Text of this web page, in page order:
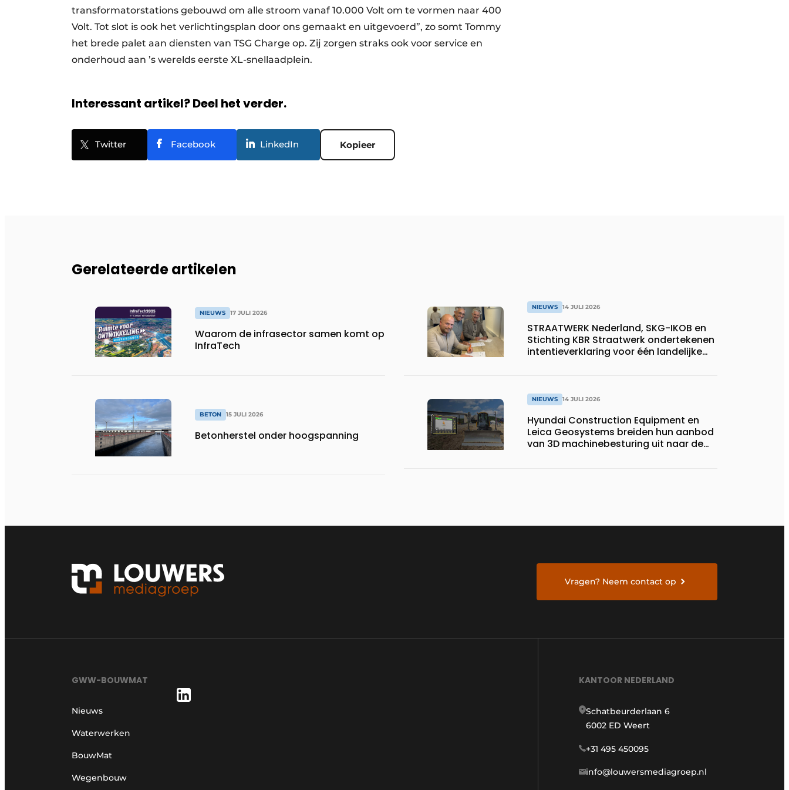
transformatorstations gebouwd om alle stroom vanaf 10.000 Volt om te vormen naar 400
Volt. Tot slot is ook het verlichtingsplan door ons gemaakt en uitgevoerd”, zo somt Tommy
het brede palet aan diensten van TSG Charge op. Zij zorgen straks ook voor service en
onderhoud aan ’s werelds eerste XL-snellaadplein.
Interessant artikel? Deel het verder.
Twitter Facebook LinkedIn Kopieer
Gerelateerde artikelen
NIEUWS 17 JULI 2026
Waarom de infrasector samen komt op
InfraTech
BETON 15 JULI 2026
Betonherstel onder hoogspanning
NIEUWS 14 JULI 2026
STRAATWERK Nederland, SKG-IKOB en
Stichting KBR Straatwerk ondertekenen
intentieverklaring voor één landelijke
NIEUWS 14 JULI 2026
Hyundai Construction Equipment en
Leica Geosystems breiden hun aanbod
van 3D machinebesturing uit naar de
Vragen? Neem contact op
GWW-BOUWMAT
Nieuws
Waterwerken
BouwMat
Wegenbouw
KANTOOR NEDERLAND
Schatbeurderlaan 6
6002 ED Weert
+31 495 450095
info@louwersmediagroep.nl